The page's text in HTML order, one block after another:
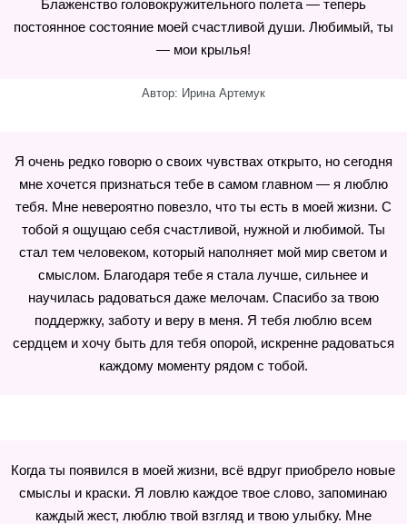
Блаженство головокружительного полета — теперь
постоянное состояние моей счастливой души. Любимый, ты
— мои крылья!
Автор: Ирина Артемук
Я очень редко говорю о своих чувствах открыто, но сегодня
мне хочется признаться тебе в самом главном — я люблю
тебя. Мне невероятно повезло, что ты есть в моей жизни. С
тобой я ощущаю себя счастливой, нужной и любимой. Ты
стал тем человеком, который наполняет мой мир светом и
смыслом. Благодаря тебе я стала лучше, сильнее и
научилась радоваться даже мелочам. Спасибо за твою
поддержку, заботу и веру в меня. Я тебя люблю всем
сердцем и хочу быть для тебя опорой, искренне радоваться
каждому моменту рядом с тобой.
Когда ты появился в моей жизни, всё вдруг приобрело новые
смыслы и краски. Я ловлю каждое твое слово, запоминаю
каждый жест, люблю твой взгляд и твою улыбку. Мне